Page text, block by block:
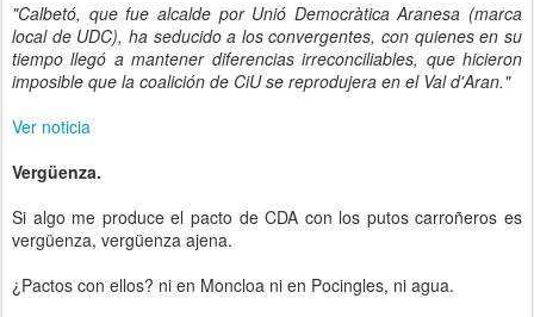
"Calbetó, que fue alcalde por Unió Democràtica Aranesa (marca
local de UDC), ha seducido a los convergentes, con quienes en su
tiempo llegó a mantener diferencias irreconciliables, que hicieron
imposible que la coalición de CiU se reprodujera en el Val d'Aran."
Ver noticia
Vergüenza.
Si algo me produce el pacto de CDA con los putos carroñeros es
vergüenza, vergüenza ajena.
¿Pactos con ellos? ni en Moncloa ni en Pocingles, ni agua.